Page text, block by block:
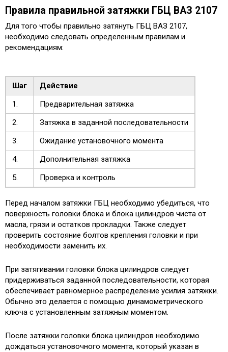
Правила правильной затяжки ГБЦ ВАЗ 2107
Для того чтобы правильно затянуть ГБЦ ВАЗ 2107,
необходимо следовать определенным правилам и
рекомендациям:
Шаг
Действие
1.
Предварительная затяжка
2.
Затяжка в заданной последовательности
3.
Ожидание установочного момента
4.
Дополнительная затяжка
5.
Проверка и контроль
Перед началом затяжки ГБЦ необходимо убедиться, что
поверхность головки блока и блока цилиндров чиста от
масла, грязи и остатков прокладки. Также следует
проверить состояние болтов крепления головки и при
необходимости заменить их.
При затягивании головки блока цилиндров следует
придерживаться заданной последовательности, которая
обеспечивает равномерное распределение усилия затяжки.
Обычно это делается с помощью динамометрического
ключа с установленным затяжным моментом.
После затяжки головки блока цилиндров необходимо
дождаться установочного момента, который указан в